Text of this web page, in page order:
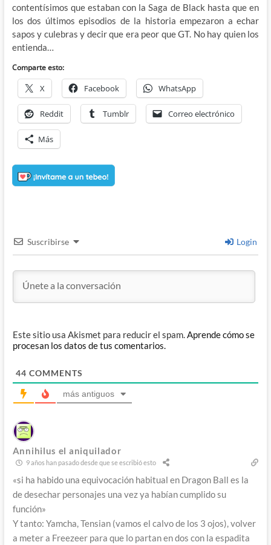
contentísimos que estaban con la Saga de Black hasta que en
los dos últimos episodios de la historia empezaron a echar
sapos y culebras y decir que era peor que GT. No hay quien los
entienda…
Comparte esto:
X Facebook WhatsApp
Reddit Tumblr Correo electrónico
Más
Suscribirse Login
Este sitio usa Akismet para reducir el spam.Aprende cómo se
procesan los datos de tus comentarios.
44 COMMENTS
más antiguos
Annihilus el aniquilador
9 años han pasado desde que se escribió esto
«si ha habido una equivocación habitual en Dragon Ball es la
de desechar personajes una vez ya habían cumplido su
función»
Y tanto: Yamcha, Tensian (vamos el calvo de los 3 ojos), volver
a meter a Freezeer para que lo partan en dos con la espadita